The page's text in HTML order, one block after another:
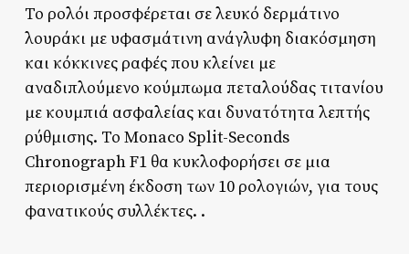
Το ρολόι προσφέρεται σε λευκό δερμάτινο
λουράκι με υφασμάτινη ανάγλυφη διακόσμηση
και κόκκινες ραφές που κλείνει με
αναδιπλούμενο κούμπωμα πεταλούδας τιτανίου
με κουμπιά ασφαλείας και δυνατότητα λεπτής
ρύθμισης. Το Monaco Split-Seconds
Chronograph F1 θα κυκλοφορήσει σε μια
περιορισμένη έκδοση των 10 ρολογιών, για τους
φανατικούς συλλέκτες. .